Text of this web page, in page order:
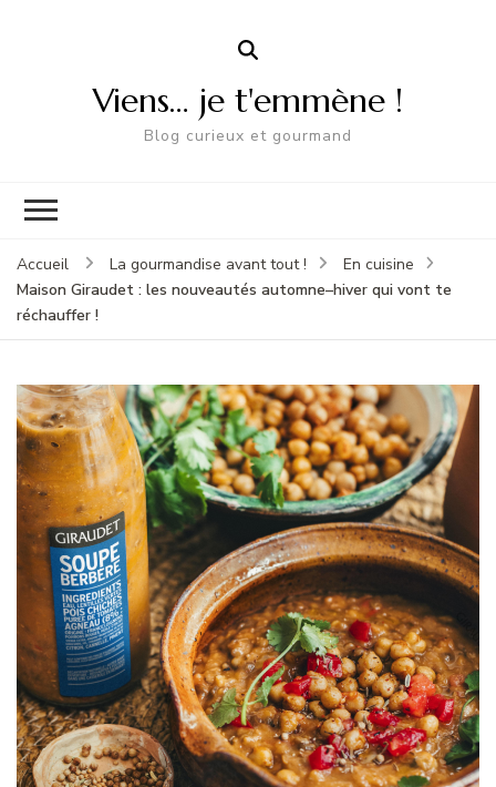
Viens… je t'emmène !
Blog curieux et gourmand
Accueil La gourmandise avant tout !
En cuisine
Maison Giraudet : les nouveautés automne–hiver qui vont te
réchauffer !